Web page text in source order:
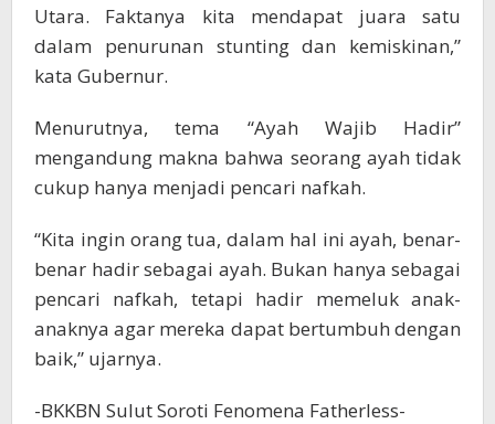
Utara. Faktanya kita mendapat juara satu
dalam penurunan stunting dan kemiskinan,”
kata Gubernur.
Menurutnya, tema “Ayah Wajib Hadir”
mengandung makna bahwa seorang ayah tidak
cukup hanya menjadi pencari nafkah.
“Kita ingin orang tua, dalam hal ini ayah, benar-
benar hadir sebagai ayah. Bukan hanya sebagai
pencari nafkah, tetapi hadir memeluk anak-
anaknya agar mereka dapat bertumbuh dengan
baik,” ujarnya.
-BKKBN Sulut Soroti Fenomena Fatherless-